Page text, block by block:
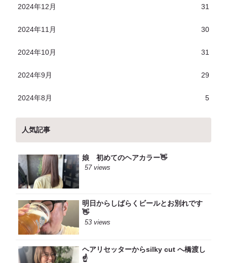
2024年12月 31
2024年11月 30
2024年10月 31
2024年9月 29
2024年8月 5
人気記事
娘 初めてのヘアカラー👋
57 views
明日からしばらくビールとお別れです
👋
53 views
ヘアリセッターからsilky cut へ橋渡し
☝️